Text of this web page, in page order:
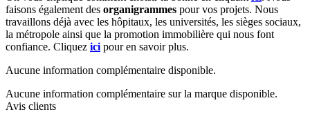
faisons également des organigrammes pour vos projets. Nous
travaillons déjà avec les hôpitaux, les universités, les sièges sociaux,
la métropole ainsi que la promotion immobilière qui nous font
confiance. Cliquez ici pour en savoir plus.
Aucune information complémentaire disponible.
Aucune information complémentaire sur la marque disponible.
Avis clients